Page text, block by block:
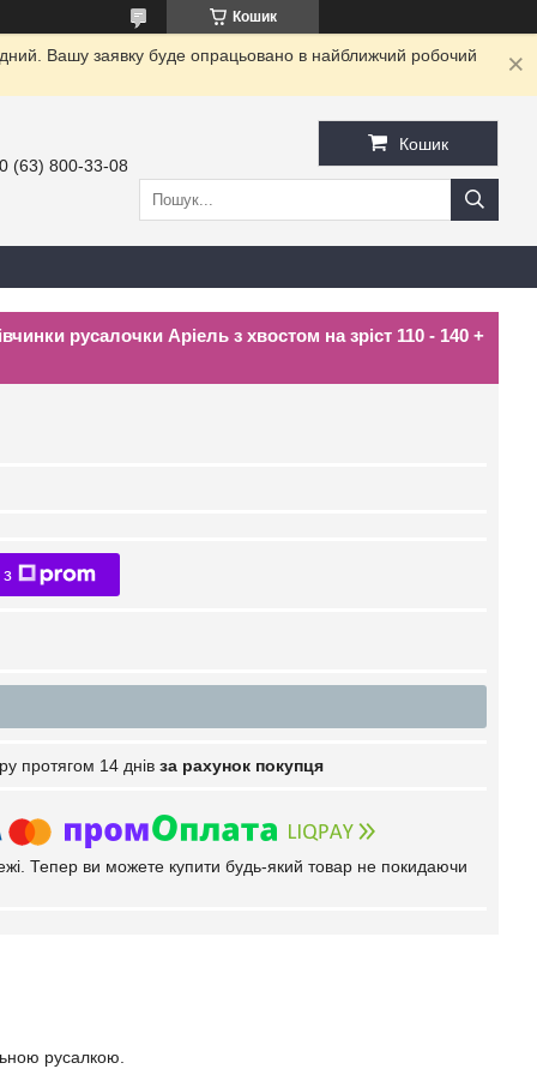
Кошик
Вашу заявку буде опрацьовано в найближчий робочий
(63) 800-33-08
Кошик
русалочки Аріель з хвостом на зріст 110 - 140 +
протягом 14 днів за рахунок покупця
Тепер ви можете купити будь-який товар не покидаючи
русалкою.